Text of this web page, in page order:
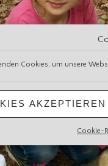
Cookies, um unsere
AKZEPTIEREN
Cookie-